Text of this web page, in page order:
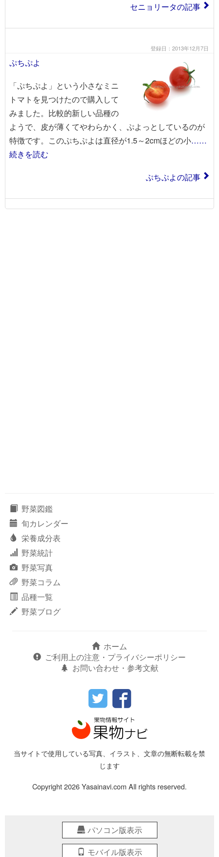
セニョリータの記事
登録日：2013年12月7日
ぷちぷよ
「ぷちぷよ」という小さなミニ
トマトを見つけたので購入して
みました。比較的新しい品種の
ようで、皮が薄くてやわらかく、ぷよっとしているのが
特徴です。このぷちぷよは直径が1.5～2cmほどの小……
続きを読む
ぷちぷよの記事
野菜図鑑
旬カレンダー
栄養成分表
野菜統計
野菜写真
野菜コラム
品種一覧
野菜ブログ
ホーム
ご利用上の注意・プライバシーポリシー
お問い合わせ・参考文献
当サイトで使用している写真、イラスト、文章の無断転載を禁
じます
Copyright 2026 Yasainavi.com All rights reserved.
パソコン版表示
モバイル版表示